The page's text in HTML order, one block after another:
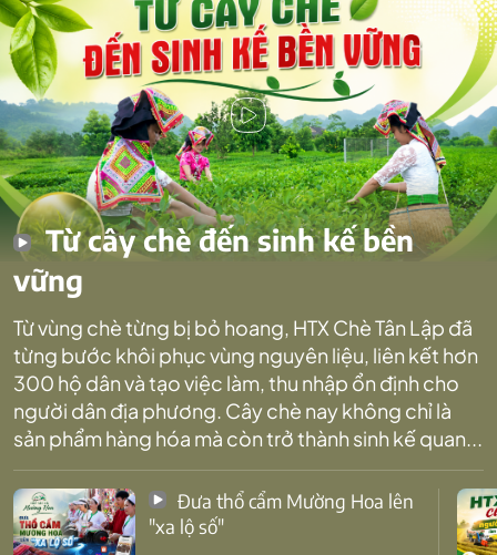
Từ cây chè đến sinh kế bền
vững
Từ vùng chè từng bị bỏ hoang, HTX Chè Tân Lập đã
từng bước khôi phục vùng nguyên liệu, liên kết hơn
300 hộ dân và tạo việc làm, thu nhập ổn định cho
người dân địa phương. Cây chè nay không chỉ là
sản phẩm hàng hóa mà còn trở thành sinh kế quan...
"xa lộ số"